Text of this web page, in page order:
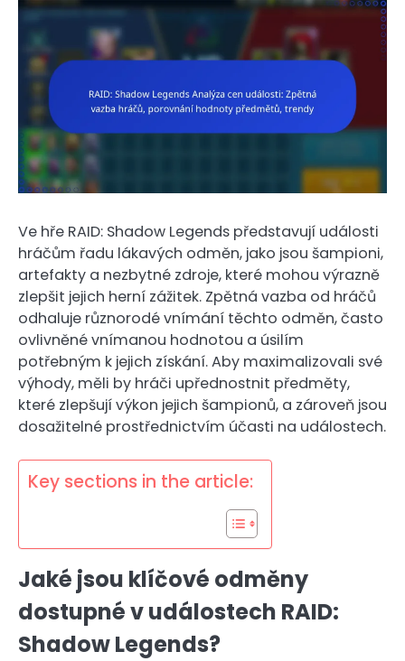
Ve hře RAID: Shadow Legends představují události
hráčům řadu lákavých odměn, jako jsou šampioni,
artefakty a nezbytné zdroje, které mohou výrazně
zlepšit jejich herní zážitek. Zpětná vazba od hráčů
odhaluje různorodé vnímání těchto odměn, často
ovlivněné vnímanou hodnotou a úsilím
potřebným k jejich získání. Aby maximalizovali své
výhody, měli by hráči upřednostnit předměty,
které zlepšují výkon jejich šampionů, a zároveň jsou
dosažitelné prostřednictvím účasti na událostech.
Key sections in the article:
Jaké jsou klíčové odměny
dostupné v událostech RAID:
Shadow Legends?